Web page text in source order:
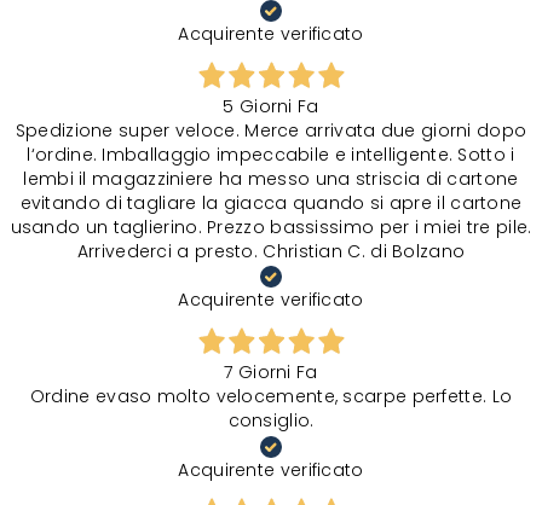
Acquirente verificato
5 Giorni Fa
Spedizione super veloce. Merce arrivata due giorni dopo
l‘ordine. Imballaggio impeccabile e intelligente. Sotto i
lembi il magazziniere ha messo una striscia di cartone
evitando di tagliare la giacca quando si apre il cartone
usando un taglierino. Prezzo bassissimo per i miei tre pile.
Arrivederci a presto. Christian C. di Bolzano
Acquirente verificato
7 Giorni Fa
Ordine evaso molto velocemente, scarpe perfette. Lo
consiglio.
Acquirente verificato